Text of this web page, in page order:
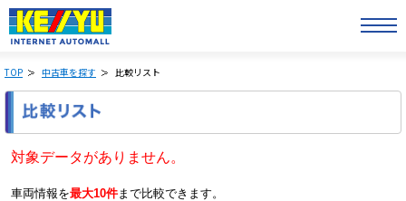
TOP 中古車を探す 比較リスト
対象データがありません。
車両情報を最大10件まで比較できます。